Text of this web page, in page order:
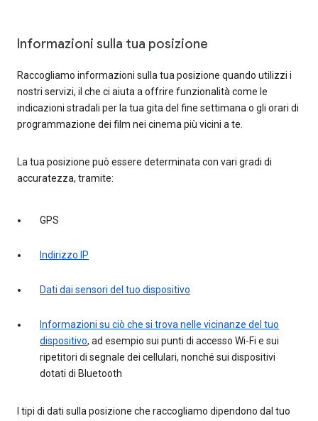
Informazioni sulla tua posizione
Raccogliamo informazioni sulla tua posizione quando utilizzi i
nostri servizi, il che ci aiuta a offrire funzionalità come le
indicazioni stradali per la tua gita del fine settimana o gli orari di
programmazione dei film nei cinema più vicini a te.
La tua posizione può essere determinata con vari gradi di
accuratezza, tramite:
GPS
Indirizzo IP
Dati dai sensori del tuo dispositivo
Informazioni su ciò che si trova nelle vicinanze del tuo
dispositivo, ad esempio sui punti di accesso Wi-Fi e sui
ripetitori di segnale dei cellulari, nonché sui dispositivi
dotati di Bluetooth
I tipi di dati sulla posizione che raccogliamo dipendono dal tuo